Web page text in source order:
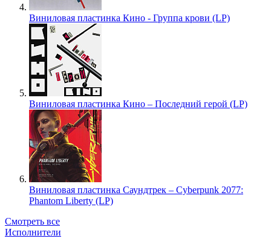
Виниловая пластинка Кино - Группа крови (LP)
Виниловая пластинка Кино – Последний герой (LP)
Виниловая пластинка Саундтрек – Cyberpunk 2077:
Phantom Liberty (LP)
Смотреть все
Исполнители